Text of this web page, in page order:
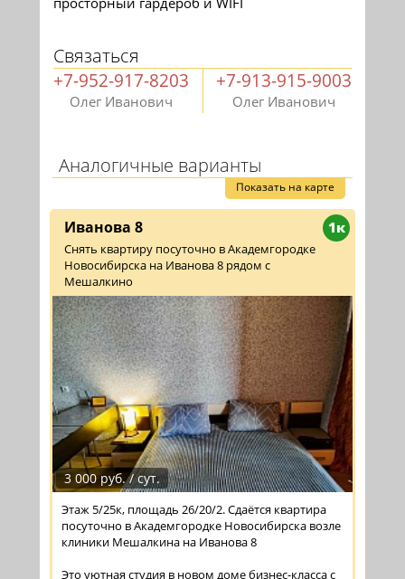
Связаться
+7-952-917-8203
Олег Иванович
+7-913-915-9003
Олег Иванович
Аналогичные варианты
Показать на карте
1к
Иванова 8
Снять квартиру посуточно в Академгородке
Новосибирска на Иванова 8 рядом с
Мешалкино
3 000 руб. / сут.
Этаж 5/25к, площадь 26/20/2. Сдаётся квартира
посуточно в Академгородке Новосибирска возле
клиники Мешалкина на Иванова 8
Это уютная студия в новом доме бизнес-класса с